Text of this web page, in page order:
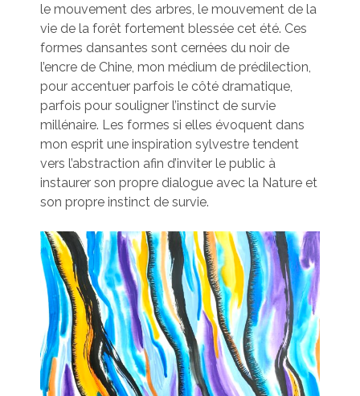
le mouvement des arbres, le mouvement de la
vie de la forêt fortement blessée cet été. Ces
formes dansantes sont cernées du noir de
l’encre de Chine, mon médium de prédilection,
pour accentuer parfois le côté dramatique,
parfois pour souligner l’instinct de survie
millénaire. Les formes si elles évoquent dans
mon esprit une inspiration sylvestre tendent
vers l’abstraction afin d’inviter le public à
instaurer son propre dialogue avec la Nature et
son propre instinct de survie.